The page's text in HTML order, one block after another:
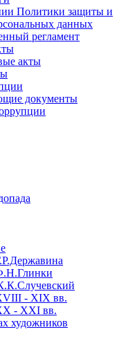
Политики защиты и
данных
регламент
акты
документы
- XIX вв.
- XXI вв.
художников